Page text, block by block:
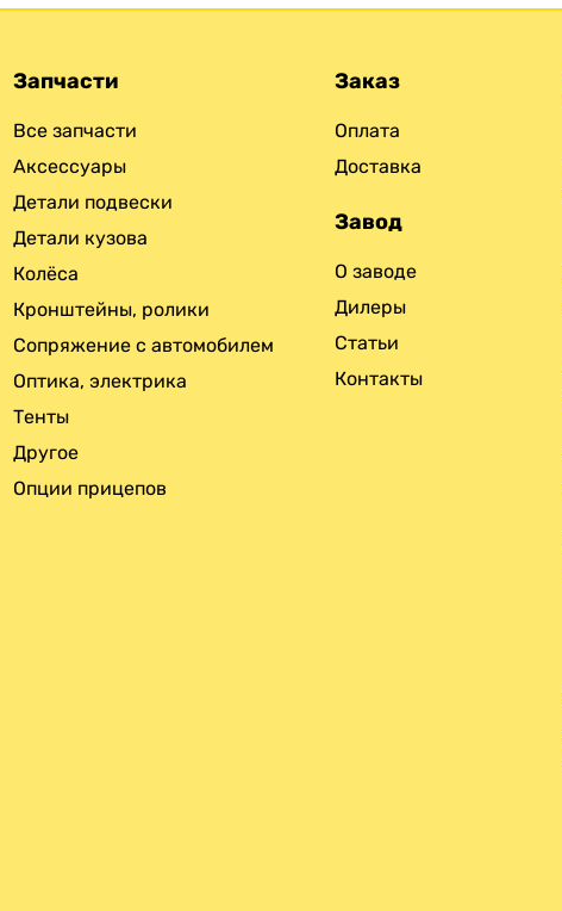
Запчасти
Все запчасти
Аксессуары
Детали подвески
Детали кузова
Колёса
Кронштейны, ролики
Сопряжение с автомобилем
Оптика, электрика
Тенты
Другое
Опции прицепов
Заказ
Оплата
Доставка
Завод
О заводе
Дилеры
Статьи
Контакты